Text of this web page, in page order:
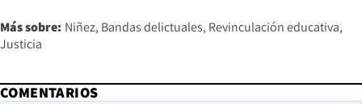
Más sobre: Niñez Bandas delictuales Revinculación educativa
Justicia
COMENTARIOS